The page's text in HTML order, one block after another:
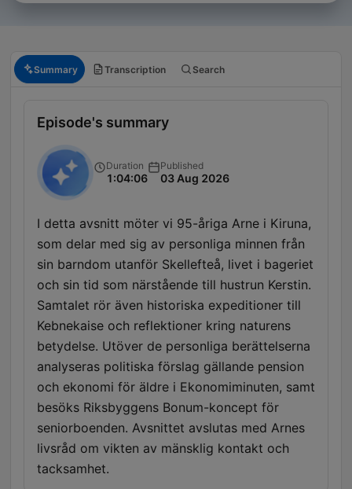
Summary Transcription Search
Episode's summary
Duration
1:04:06
Published
03 Aug 2026
I detta avsnitt möter vi 95-åriga Arne i Kiruna,
som delar med sig av personliga minnen från
sin barndom utanför Skellefteå, livet i bageriet
och sin tid som närstående till hustrun Kerstin.
Samtalet rör även historiska expeditioner till
Kebnekaise och reflektioner kring naturens
betydelse. Utöver de personliga berättelserna
analyseras politiska förslag gällande pension
och ekonomi för äldre i Ekonomiminuten, samt
besöks Riksbyggens Bonum-koncept för
seniorboenden. Avsnittet avslutas med Arnes
livsråd om vikten av mänsklig kontakt och
tacksamhet.